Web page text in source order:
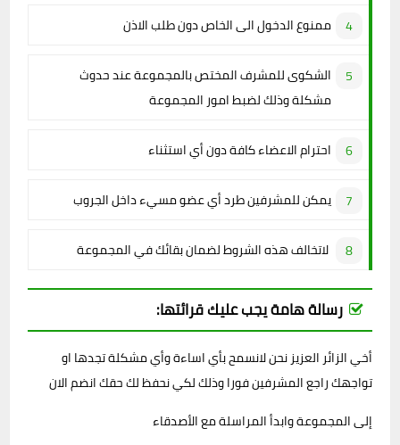
ممنوع الدخول الى الخاص دون طلب الاذن
الشكوى للمشرف المختص بالمجموعة عند حدوث
مشكلة وذلك لضبط امور المجموعة
احترام الاعضاء كافة دون أي استثناء
يمكن للمشرفين طرد أي عضو مسيء داخل الجروب
لاتخالف هذه الشروط لضمان بقائك في المجموعة
رسالة هامة يجب عليك قرائتها:
أخي الزائر العزيز نحن لانسمح بأي اساءة وأي مشكلة تجدها او
تواجهك راجع المشرفين فورا وذلك لكي نحفظ لك حقك انضم الان
إلى المجموعة وابدأ المراسلة مع الأصدقاء